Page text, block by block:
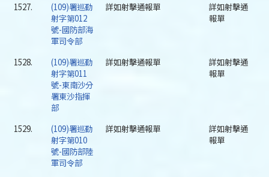
1527.
(109)署巡勤
射字第012
號-國防部海
軍司令部
詳如射擊通報單
詳如射擊通
報單
1528.
(109)署巡勤
射字第011
號-東南沙分
署東沙指揮
部
詳如射擊通報單
詳如射擊通
報單
1529.
(109)署巡勤
射字第010
號-國防部陸
軍司令部
詳如射擊通報單
詳如射擊通
報單